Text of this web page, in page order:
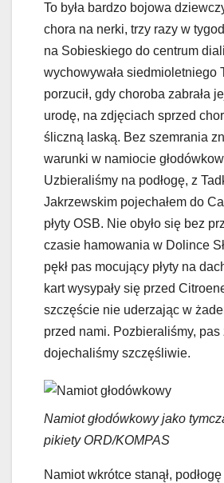
To była bardzo bojowa
chora na nerki, trzy razy w
na Sobieskiego do centrum
wychowywała siedmioletniego
porzucił, gdy choroba zabrała
urodę, na zdjęciach sprzed
śliczną laską. Bez szemrania
warunki w namiocie
Uzbieraliśmy na podłogę, z
Jakrzewskim pojechałem do
płyty OSB. Nie obyło się bez
czasie hamowania w Dolince
pękł pas mocujący płyty na
kart wysypały się przed
szczęście nie uderzając w
przed nami. Pozbieraliśmy, pas
dojechaliśmy szczęśliwie.
Namiot głodówkowy jako
pikiety ORD/KOMPAS
Namiot wkrótce stanął,